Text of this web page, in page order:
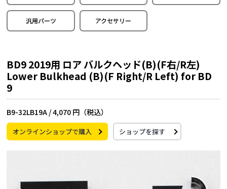
汎用パーツ アクセサリー
BD9 2019用 ロア バルクヘッド(B)(F右/R左)
Lower Bulkhead (B)(F Right/R Left) for BD
9
B9-32LB19A /4,070 円（税込）
オンラインショップで購入 ショップを探す